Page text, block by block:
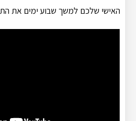
האישי שלכם למשך שבוע ימים את